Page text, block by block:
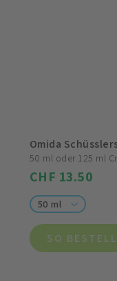
50 ml oder 125 ml
CHF 13.50
50 ml
SO